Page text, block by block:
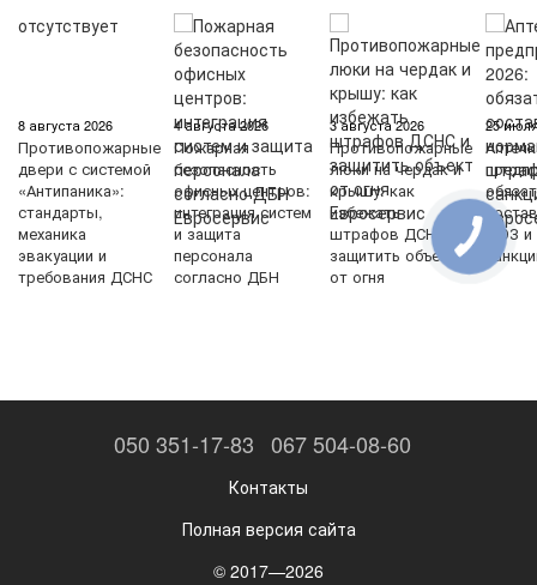
8 августа 2026
Противопожарные
двери с системой
«Антипаника»:
стандарты,
механика
эвакуации и
требования ДСНС
4 августа 2026
Пожарная
безопасность
офисных центров:
интеграция систем
и защита
персонала
согласно ДБН
3 августа 2026
Противопожарные
люки на чердак и
крышу: как
избежать
штрафов ДСНС и
защитить объект
от огня
25
МОЗ
050 351-17-83 067 504-08-60
Контакты
Полная версия сайта
© 2017—2026